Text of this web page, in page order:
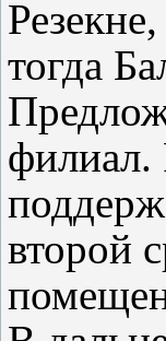
тогда
филиал.
второй